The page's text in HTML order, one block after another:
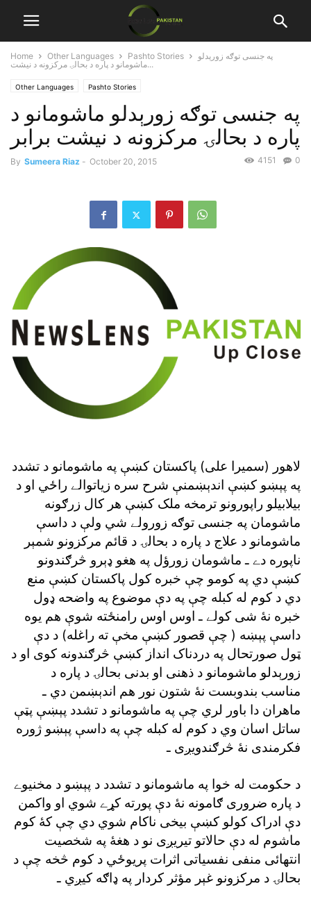
Home Other Languages Pashto Stories
په جنسى توګه زورېدلو
ماشومانو د پاره د بحالۍ مرکزونه د نيشت...
Other Languages Pashto Stories
په جنسى توګه زورېدلو ماشومانو د
پاره د بحالۍ مرکزونه د نيشت برابر
By Sumeera Riaz - October 20, 2015 0
4151
لاهور (سميرا على) پاکستان کښې په ماشومانو د تشدد
په پېښو کښې اندېښمنې شرح سره زياتوالے راځي او د
بيلابيلو راپورونو ترمخه ملک کښې هر کال زرګونه
ماشومان په جنسى توګه زورولے شي ولې د داسې
ماشومانو د علاج د پاره د بحالۍ د قائم مرکزونو شمېر
ناپوره دے ـ ماشومان زورؤل په هغو ډېرو څرګندونو
کښې دي په کومو چې خبره کول پاکستان کښې منع
دي د کوم له کبله چې په دې موضوع په واضحه ډول
خبره نۀ شى کولے ـ اوس اوس رامنځته شوې هم يوه
داسې پېښه ( چې قصور کښې مخې ته راغله) د دې
ټول صورتحال په دردناک انداز کښې څرګندونه کوى او د
زورېدلو ماشومانو د ذهنى او بدنى بحالۍ د پاره د
مناسب بندوبست نۀ شتون نور هم اندېښمن دي ـ
ماهران دا باور لري چې په ماشومانو د تشدد پېښې پټې
ساتل اسان وي د کوم له کبله چې په داسې پېښو ژوره
فکرمندى نۀ څرګندويږى ـ
د حکومت له خوا په ماشومانو د تشدد د پېښو د مخنيوے
د پاره ضرورى ګامونه نۀ دې پورته کړے شوي او واکمن
دې ادراک کولو کښې بيخى ناکام شوي دي چې کۀ کوم
ماشوم له دې حالاتو تيريږى نو د هغۀ په شخصيت
انتهائى منفى نفسياتى اثرات پريوځي د کوم څخه چې د
بحالۍ د مرکزونو غېر مؤثر کردار په ډاګه کيږي ـ